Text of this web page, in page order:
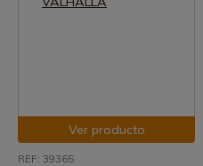
Ver producto
REF: 39365